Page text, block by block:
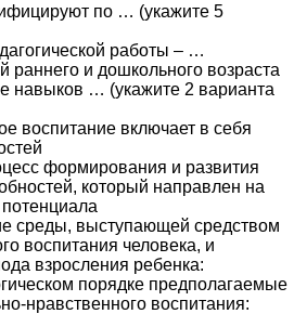
по … (укажите 5
работы – …
раннего и дошкольного возраста
навыков … (укажите 2 варианта
воспитание включает в себя
формирования и развития
который направлен на
среды, выступающей средством
воспитания человека, и
взросления ребенка:
порядке предполагаемые
нравственного воспитания: